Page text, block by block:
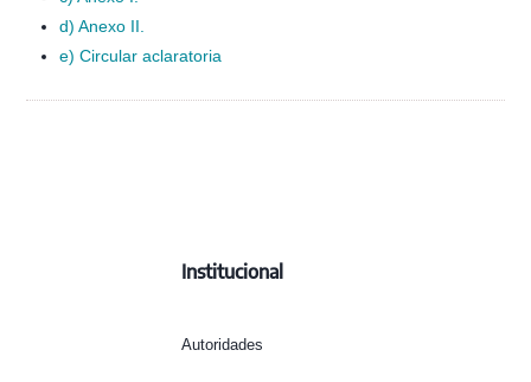
d) Anexo II.
e) Circular aclaratoria
Institucional
Autoridades